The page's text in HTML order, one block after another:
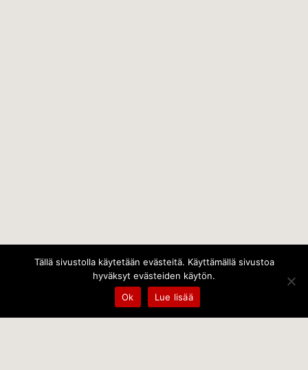
Tällä sivustolla käytetään evästeitä. Käyttämällä sivustoa
hyväksyt evästeiden käytön.
Ok
Lue lisää